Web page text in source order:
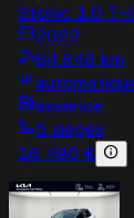
Stonic 1.0 T-
2022
64,646 km
essence
5 sieges
16 490 €